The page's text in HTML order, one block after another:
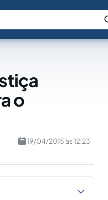
com a IA Buscar no Jus
o
19/04/2015 às 12:23